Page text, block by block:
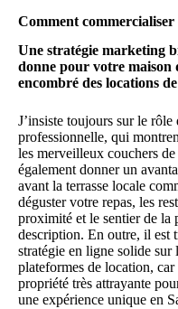
Comment
Une stratégie marketing
donne pour votre maison
encombré des locations
J’insiste toujours sur le
professionnelle, qui
les merveilleux couchers
également donner un
avant la terrasse locale
déguster votre repas, les
proximité et le sentier de la
description. En outre, il est
stratégie en ligne solide sur
plateformes de location,
propriété très attrayante
une expérience unique en